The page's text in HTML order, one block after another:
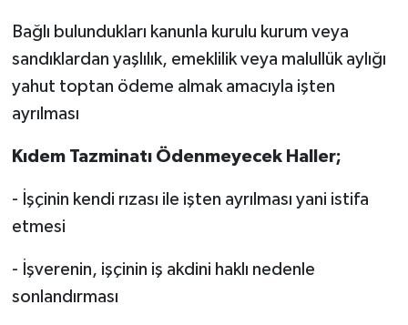
Bağlı bulundukları kanunla kurulu kurum veya
sandıklardan yaşlılık, emeklilik veya malullük aylığı
yahut toptan ödeme almak amacıyla işten
ayrılması
Kıdem Tazminatı Ödenmeyecek Haller;
- İşçinin kendi rızası ile işten ayrılması yani istifa
etmesi
- İşverenin, işçinin iş akdini haklı nedenle
sonlandırması